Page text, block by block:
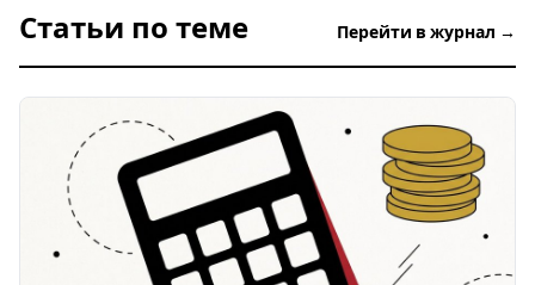
Статьи по теме Перейти в журнал →